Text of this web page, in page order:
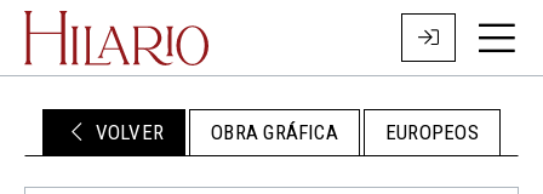
VOLVER OBRA GRÁFICA EUROPEOS